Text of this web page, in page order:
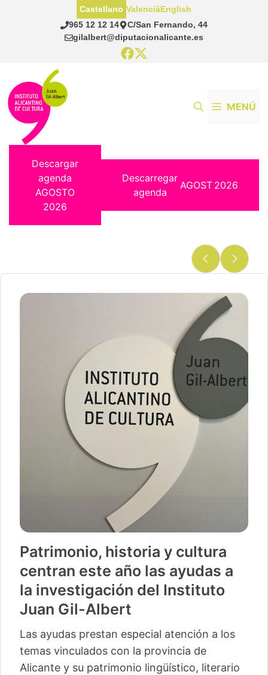
965 12 12 14
C/San Fernando, 44
gilalbert@diputacionalicante.es
Castellano ValenciàEnglish
MENÚ
Descargar
agenda
AGOSTO
2026
Descarregar
agenda
AGOST 2026
Patrimonio, historia y cultura
centran este año las ayudas a
la investigación del Instituto
Juan Gil-Albert
Las ayudas prestan especial atención a los
temas vinculados con la provincia de
Alicante y su patrimonio lingüístico, literario